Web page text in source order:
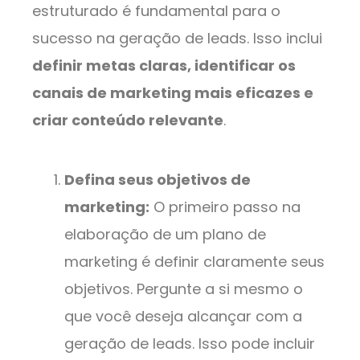
estruturado é fundamental para o
sucesso na geração de leads. Isso inclui
definir metas claras, identificar os
canais de marketing mais eficazes e
criar conteúdo relevante.
Defina seus objetivos de
marketing: O primeiro passo na
elaboração de um plano de
marketing é definir claramente seus
objetivos. Pergunte a si mesmo o
que você deseja alcançar com a
geração de leads. Isso pode incluir